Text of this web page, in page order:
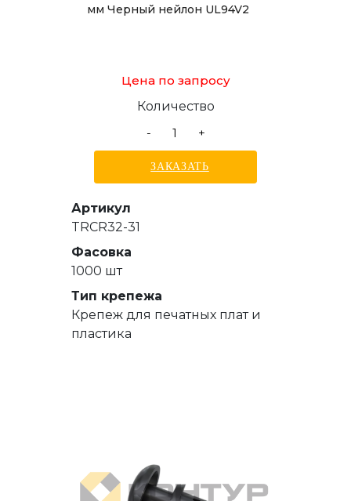
мм Черный нейлон UL94V2
Цена по запросу
Количество
-
+
ЗАКАЗАТЬ
Артикул
TRCR32-31
Фасовка
1000 шт
Тип крепежа
Крепеж для печатных плат и
пластика